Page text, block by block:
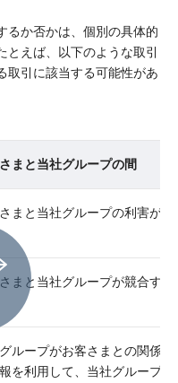
るか否かは、個別の具体的
とえば、以下のような取引
取引に該当する可能性があ
まと当社グループの間
まと当社グループの利害が
まと当社グループが競合する
ループがお客さまとの関係
を利用して、当社グループ